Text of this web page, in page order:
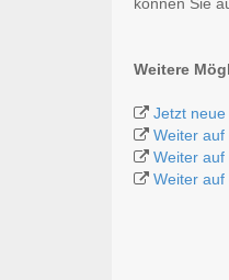
können Sie
Weitere
Jetzt
Weiter auf
Weiter auf
Weiter auf